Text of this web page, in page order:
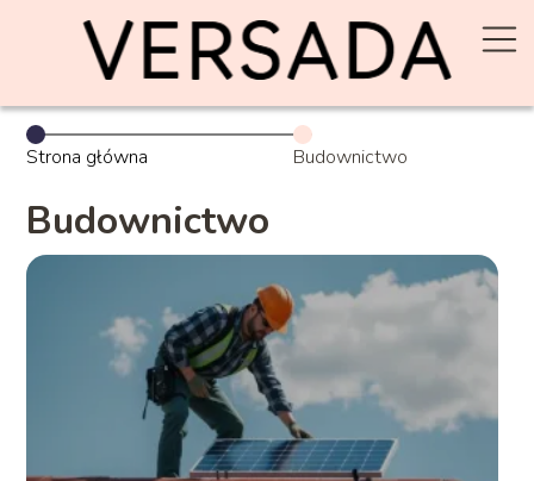
Strona główna Budownictwo
Budownictwo